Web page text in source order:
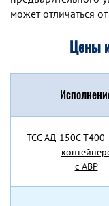
может отличаться
Цены
TCC АД-150С-
с АВР